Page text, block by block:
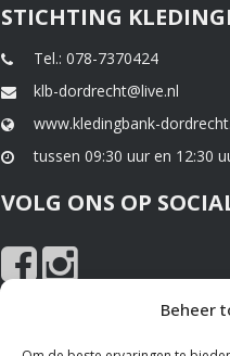
Beheer
STICHTING
Tel.: 078-7370424
klb-dordrecht@live.nl
www.kledingbank-
tussen 09:30 uur en 12:30
VOLG ONS OP
NIEUWS EN